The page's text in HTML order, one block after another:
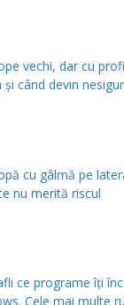
vechi, dar cu
și când devin
cu gâlmă pe
nu merită riscul
ce programe îți
Cele mai multe